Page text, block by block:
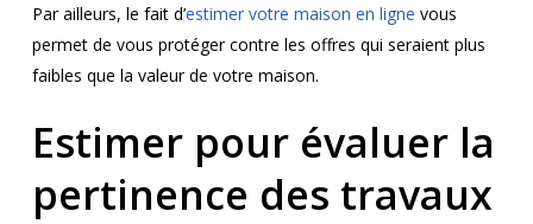
Par ailleurs, le fait d’estimer votre maison en ligne vous
permet de vous protéger contre les offres qui seraient plus
faibles que la valeur de votre maison.
Estimer pour évaluer la
pertinence des travaux